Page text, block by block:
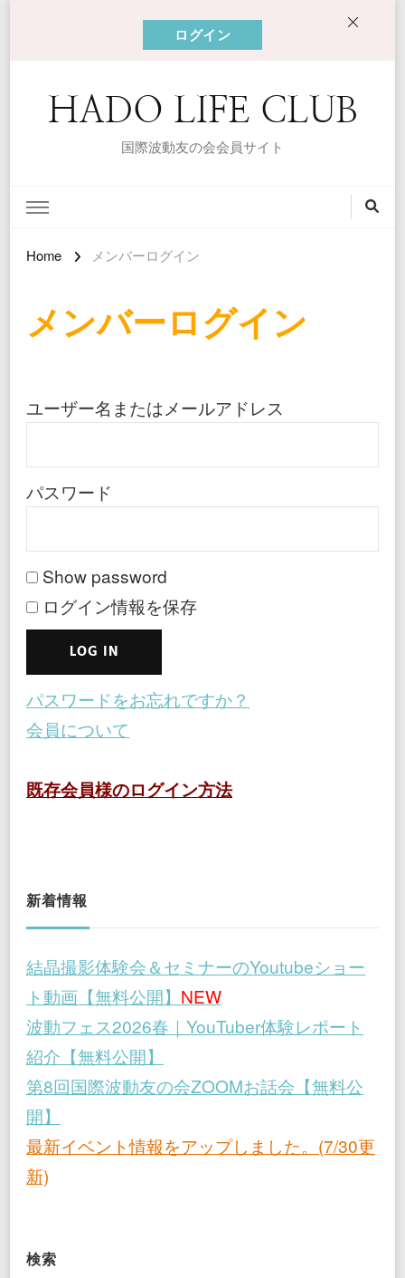
ログイン
HADO LIFE CLUB
国際波動友の会会員サイト
Home メンバーログイン
メンバーログイン
ユーザー名またはメールアドレス
パスワード
Show password
ログイン情報を保存
パスワードをお忘れですか？
会員について
既存会員様のログイン方法
新着情報
結晶撮影体験会＆セミナーのYoutubeショー
ト動画【無料公開】 NEW
波動フェス2026春｜YouTuber体験レポート
紹介【無料公開】
第8回国際波動友の会ZOOMお話会【無料公
開】
最新イベント情報をアップしました。(7/30更
新)
検索